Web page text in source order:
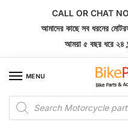
CALL OR CHAT
আমাদের কাছে সব ধরনের
আমরা ৫ বছর ধরে ২৪
MENU
Products
search
১০০% অরিজিনাল পার্টস – শোরুম থেকে
অর্ডার করার পর পার্টের ছবি দেখুন। পছন্দ